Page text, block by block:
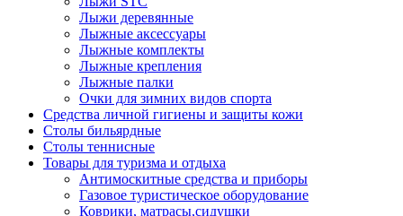
Лыжи деревянные
Лыжные аксессуары
Лыжные комплекты
Лыжные крепления
Лыжные палки
Очки для зимних видов спорта
Средства личной гигиены и защиты кожи
Столы бильярдные
Столы теннисные
Товары для туризма и отдыха
Антимоскитные средства и приборы
Газовое туристическое оборудование
Коврики, матрасы,сидушки